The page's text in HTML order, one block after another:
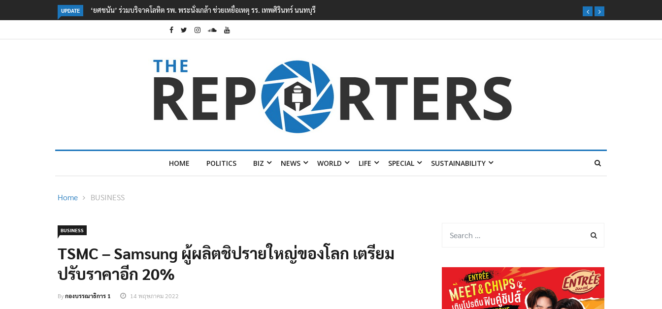
UPDATE
หยื่อเหตุ รร. เทพศิรินทร์ นนทบุรีตร. อยู่ระหว่างสอบสวนแรงจูงใจ เหตุยิงในโรงเรียนเทพศิรินทร์ นนทบุรี พบเด็กก่อ
เหตุเครียดเรื่องเรียน
HOME POLITICS BIZ NEWS WORLD LIFE SPECIAL SUSTAINABILITY
Home BUSINESS
BUSINESS
TSMC – Samsung ผู้ผลิตชิปรายใหญ่ของโลก เตรียม
ปรับราคาอีก 20%
Byกองบรรณาธิการ 1 14 พฤษภาคม 2022